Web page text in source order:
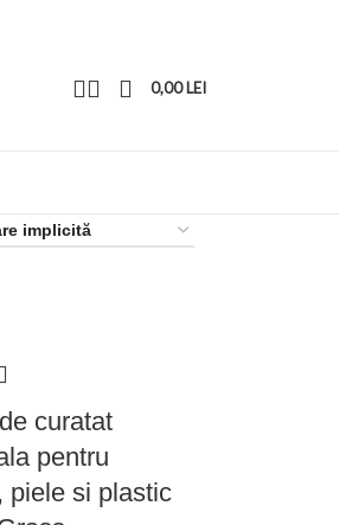
0,00LEI
curatat
pentru
piele si plastic